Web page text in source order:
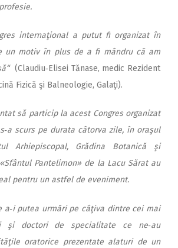
inter­na­ţional a putut fi organizat în
un motiv în plus de a fi mândru că am
(Claudiu‑Elisei Tănase, medic Rezident
Fizică şi Balneologie, Galaţi).
să particip la acest Congres organizat
scurs pe durata câtorva zile, în oraşul
Arhiepiscopal, Grădina Botanică şi
Pantelimon» de la Lacu Sărat au
pentru un astfel de eveniment.
a‑i putea urmări pe câţiva dintre cei mai
şi doctori de specialitate ce ne‑au
oratorice prezentate alaturi de un